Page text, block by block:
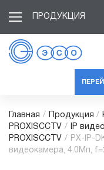
ПРОДУКЦИЯ
Главная / Продукция /
PROXISCCTV /
IP
PROXISCCTV /
PX-IP-
видеокамера, 4.0Мп,